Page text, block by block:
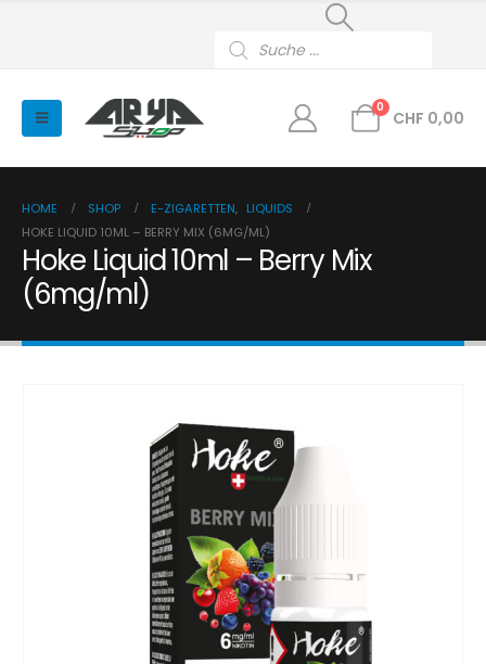
search
0
CHF 0,00
HOME SHOP E-ZIGARETTEN, LIQUIDS
HOKE LIQUID 10ML – BERRY MIX (6MG/ML)
Hoke Liquid 10ml – Berry Mix
(6mg/ml)